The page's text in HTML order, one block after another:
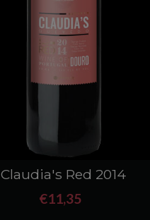
Claudia's Red 2014
€11,35